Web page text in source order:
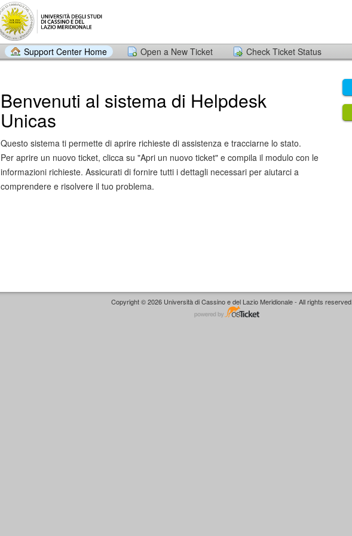
Support Center Home Open a New Ticket Check Ticket Status
Benvenuti al sistema di Helpdesk
Unicas
Questo sistema ti permette di aprire richieste di assistenza e tracciarne lo stato.
Per aprire un nuovo ticket, clicca su "Apri un nuovo ticket" e compila il modulo con le
informazioni richieste. Assicurati di fornire tutti i dettagli necessari per aiutarci a
comprendere e risolvere il tuo problema.
Copyright © 2026 Università di Cassino e del Lazio Meridionale - All rights reserved.